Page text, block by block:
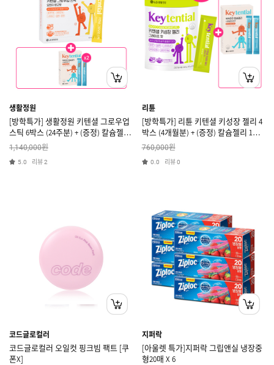
생활정원
[방학특가] 생활정원 키텐셜 그로우업
스틱 6박스 (24주분) + (증정) 칼슘젤리
2박스 [쿠폰X]
1,140,000원
5.0 리뷰2
리튠
[방학특가] 리튠 키텐셜 키성장 젤리 4
박스 (4개월분) + (증정) 칼슘젤리 1박
스 [쿠폰X]
760,000원
0.0 리뷰0
코드글로컬러
코드글로컬러 오일컷 핑크빔 팩트 [쿠
폰X]
지퍼락
[아울렛 특가]지퍼락 그립앤실 냉장중
형20매 X 6